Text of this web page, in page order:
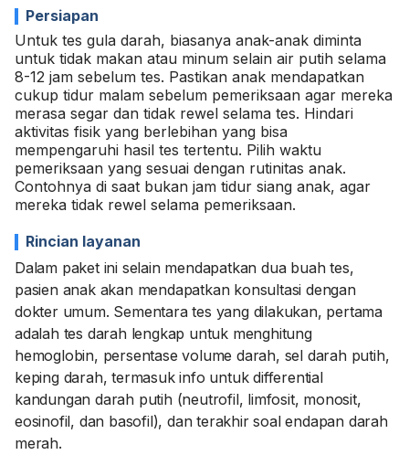
Persiapan
Untuk tes gula darah, biasanya anak-anak diminta
untuk tidak makan atau minum selain air putih selama
8-12 jam sebelum tes. Pastikan anak mendapatkan
cukup tidur malam sebelum pemeriksaan agar mereka
merasa segar dan tidak rewel selama tes. Hindari
aktivitas fisik yang berlebihan yang bisa
mempengaruhi hasil tes tertentu. Pilih waktu
pemeriksaan yang sesuai dengan rutinitas anak.
Contohnya di saat bukan jam tidur siang anak, agar
mereka tidak rewel selama pemeriksaan.
Rincian layanan
Dalam paket ini selain mendapatkan dua buah tes,
pasien anak akan mendapatkan konsultasi dengan
dokter umum. Sementara tes yang dilakukan, pertama
adalah tes darah lengkap untuk menghitung
hemoglobin, persentase volume darah, sel darah putih,
keping darah, termasuk info untuk differential
kandungan darah putih (neutrofil, limfosit, monosit,
eosinofil, dan basofil), dan terakhir soal endapan darah
merah.